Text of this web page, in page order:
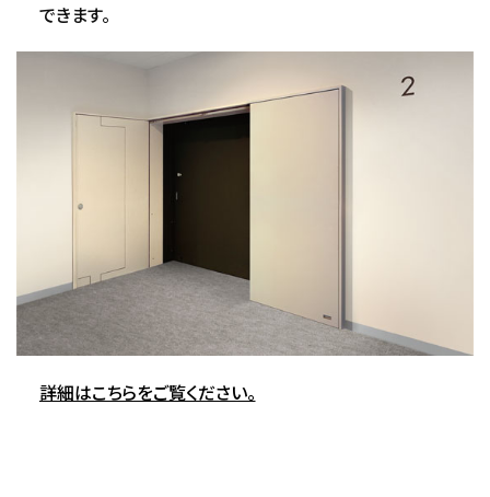
できます。
詳細はこちらをご覧ください。